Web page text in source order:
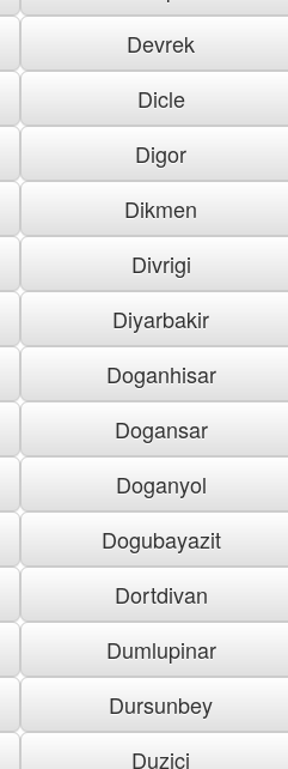
Devrek
Dicle
Digor
Dikmen
Divrigi
Diyarbakir
Doganhisar
Dogansar
Doganyol
Dogubayazit
Dortdivan
Dumlupinar
Dursunbey
Duzici